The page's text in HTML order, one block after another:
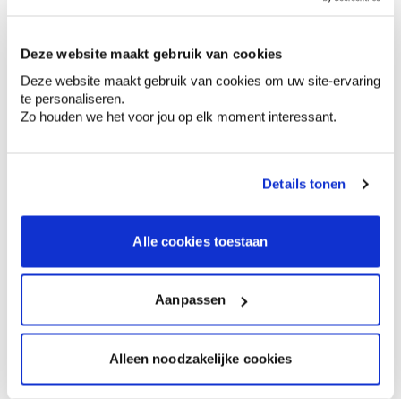
Deze website maakt gebruik van cookies
Deze website maakt gebruik van cookies om uw site-ervaring
te personaliseren.
Zo houden we het voor jou op elk moment interessant.
Details tonen
Alle cookies toestaan
Aanpassen
Alleen noodzakelijke cookies
Productomschrijving
Productkenmerken
Aanbevolen producten